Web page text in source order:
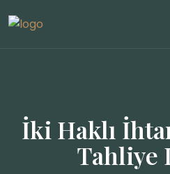
İki Haklı
Tahliye